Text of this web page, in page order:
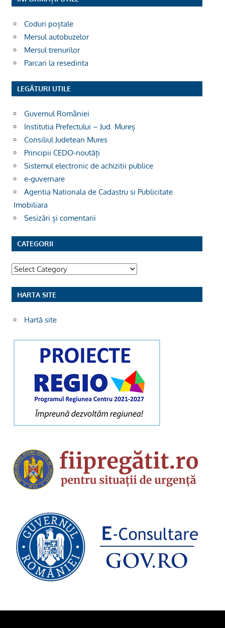
Coduri poștale
Mersul autobuzelor
Mersul trenurilor
Parcari la resedinta
LEGĂTURI UTILE
Guvernul României
Institutia Prefectului – Jud. Mureș
Consiliul Judetean Mures
Principii CEDO-noutăți
Sistemul electronic de achizitii publice
e-guvernare
Agentia Nationala de Cadastru si Publicitate
Imobiliara
Sesizări și comentarii
CATEGORII
Categorii
HARTA SITE
Hartă site